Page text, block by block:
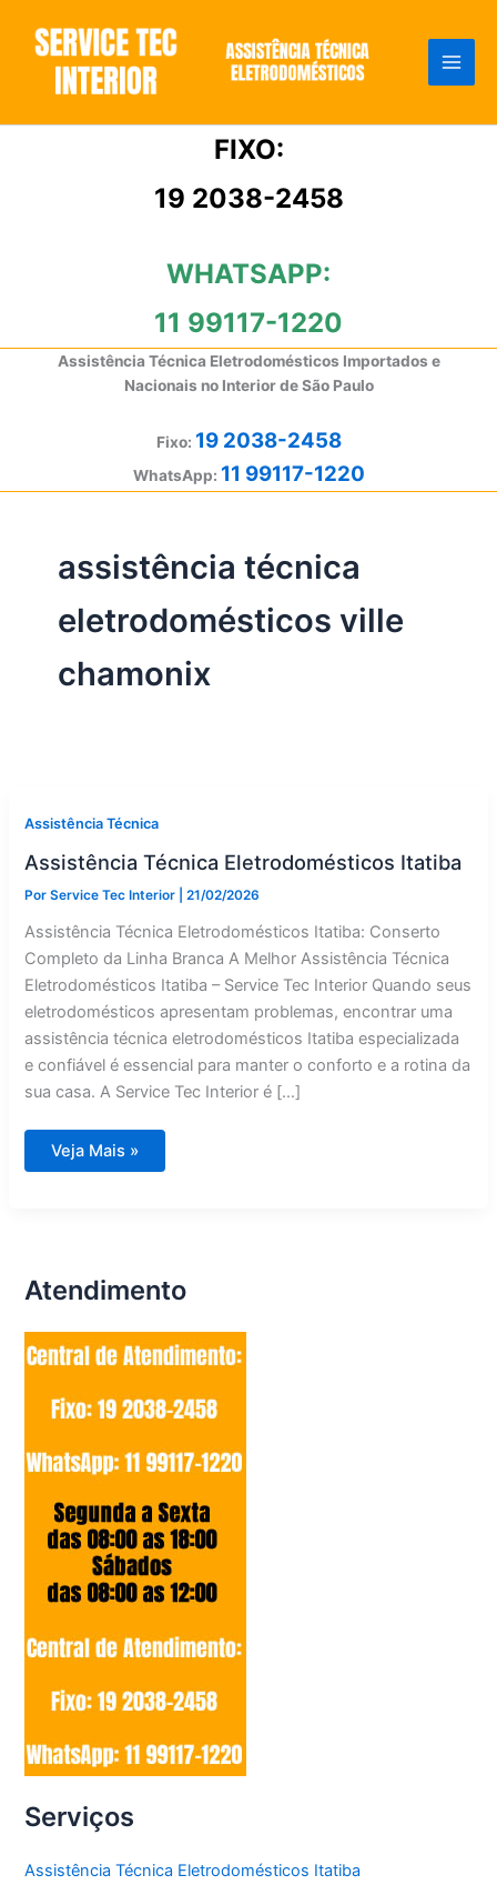
conteúdo
FIXO:
19 2038-2458
WHATSAPP:
11 99117-1220
Assistência Técnica Eletrodomésticos Importados e
Nacionais no Interior de São Paulo
Fixo: 19 2038-2458
WhatsApp: 11 99117-1220
assistência técnica
eletrodomésticos ville
chamonix
Assistência Técnica
Assistência Técnica Eletrodomésticos Itatiba
PorService Tec Interior |21/02/2026
Assistência Técnica Eletrodomésticos Itatiba: Conserto
Completo da Linha Branca A Melhor Assistência Técnica
Eletrodomésticos Itatiba – Service Tec Interior Quando seus
eletrodomésticos apresentam problemas, encontrar uma
assistência técnica eletrodomésticos Itatiba especializada
e confiável é essencial para manter o conforto e a rotina da
sua casa. A Service Tec Interior é […]
Assistência
Técnica
Veja Mais »
Atendimento
Serviços
Assistência Técnica Eletrodomésticos Itatiba